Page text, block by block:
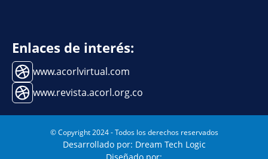
Enlaces de interés:
www.acorlvirtual.com
www.revista.acorl.org.co
© Copyright 2024 - Todos los derechos reservados
Desarrollado por: Dream Tech Logic
Diseñado por: